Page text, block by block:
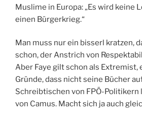
Muslime in Europa: „Es wird keine
einen Bürgerkrieg.“
Man muss nur ein bisserl kratzen,
schon, der Anstrich von
Aber Faye gilt schon als Extremist,
Gründe, dass nicht seine Bücher
Schreibtischen von FPÖ-Politikern
von Camus. Macht sich ja auch